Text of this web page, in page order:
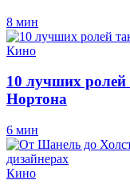
8 мин
Кино
10 лучших ролей
Нортона
6 мин
Кино